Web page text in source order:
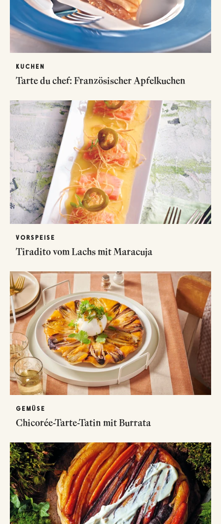
KUCHEN
Tarte du chef: Französischer Apfelkuchen
VORSPEISE
Tiradito vom Lachs mit Maracuja
GEMÜSE
Chicorée-Tarte-Tatin mit Burrata